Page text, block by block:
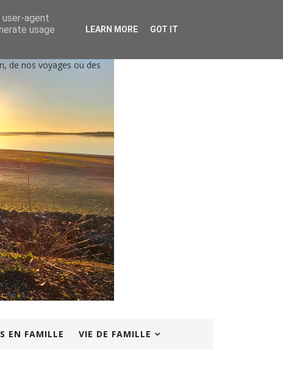
de nos voyages ou des
EN FAMILLE VIE DE FAMILLE
agent
usage
LEARN MORE GOT IT